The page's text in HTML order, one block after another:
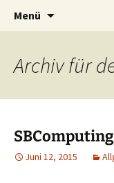
SBComputing
Menü
Archiv für
SBComputing
Juni 12, 2015